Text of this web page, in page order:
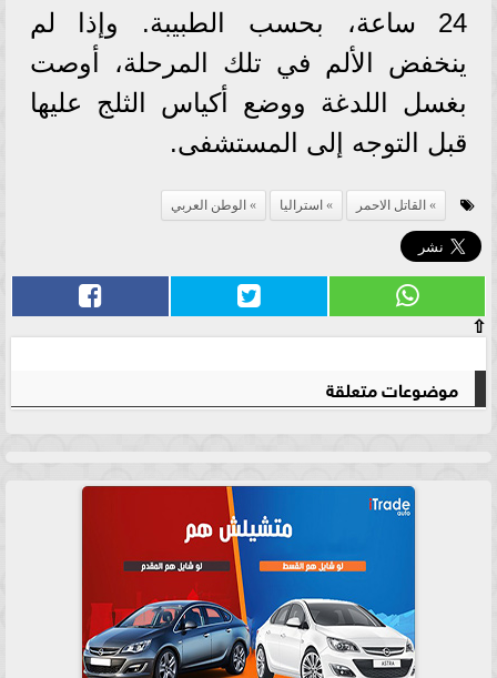
24 ساعة، بحسب الطبيبة. وإذا لم
ينخفض الألم في تلك المرحلة، أوصت
بغسل اللدغة ووضع أكياس الثلج عليها
قبل التوجه إلى المستشفى.
القاتل الاحمر استراليا الوطن العربي
⇧
موضوعات متعلقة